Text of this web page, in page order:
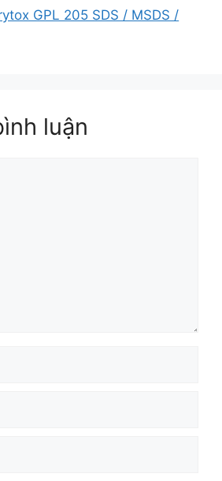
GPL 205 SDS / MSDS /
luận